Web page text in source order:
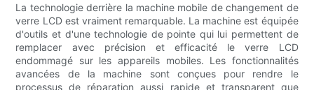
La technologie derrière la machine mobile de changement de
verre LCD est vraiment remarquable. La machine est équipée
d'outils et d'une technologie de pointe qui lui permettent de
remplacer avec précision et efficacité le verre LCD
endommagé sur les appareils mobiles. Les fonctionnalités
avancées de la machine sont conçues pour rendre le
processus de réparation aussi rapide et transparent que